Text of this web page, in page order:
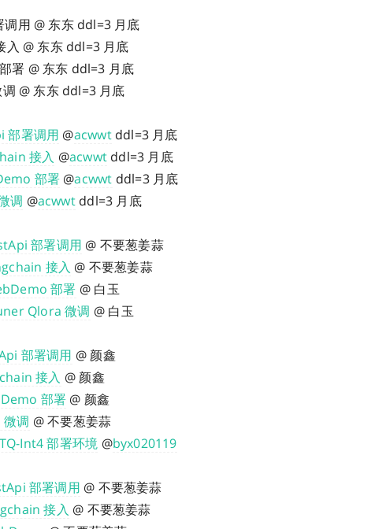
用 @ 东东 ddl=3 月底
@ 东东 ddl=3 月底
署 @ 东东 ddl=3 月底
@ 东东 ddl=3 月底
部署调用 @acwwtddl=3 月底
接入 @acwwtddl=3 月底
部署 @acwwt ddl=3 月底
调 @acwwtddl=3 月底
部署调用 @ 不要葱姜蒜
接入 @ 不要葱姜蒜
部署 @ 白玉
Qlora 微调 @ 白玉
部署调用 @ 颜鑫
接入 @ 颜鑫
部署 @ 颜鑫
调 @ 不要葱姜蒜
Int4 部署环境 @byx020119
部署调用 @ 不要葱姜蒜
接入 @ 不要葱姜蒜